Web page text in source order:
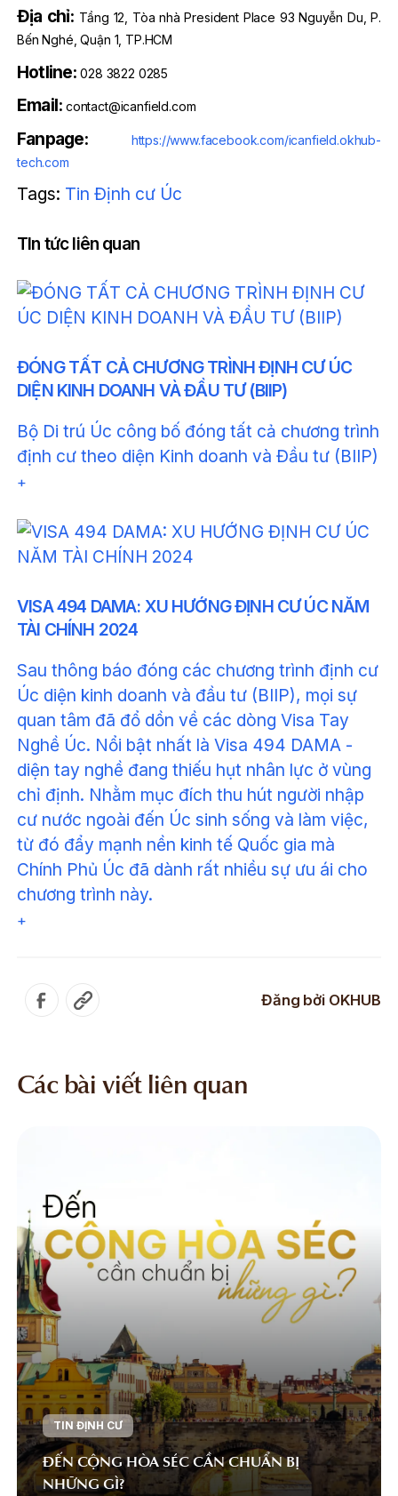
Địa chỉ: Tầng 12, Tòa nhà President Place 93 Nguyễn Du, P.
Bến Nghé, Quận 1, TP.HCM
Hotline: 028 3822 0285
Email: contact@icanfield.com
Fanpage:
https://www.facebook.com/icanfield.okhub-
tech.com
Tags: Tin Định cư Úc
TIn tức liên quan
ĐÓNG TẤT CẢ CHƯƠNG TRÌNH ĐỊNH CƯ ÚC
DIỆN KINH DOANH VÀ ĐẦU TƯ (BIIP)
Bộ Di trú Úc công bố đóng tất cả chương trình
định cư theo diện Kinh doanh và Đầu tư (BIIP)
+
VISA 494 DAMA: XU HƯỚNG ĐỊNH CƯ ÚC NĂM
TÀI CHÍNH 2024
Sau thông báo đóng các chương trình định cư
Úc diện kinh doanh và đầu tư (BIIP), mọi sự
quan tâm đã đổ dồn về các dòng Visa Tay
Nghề Úc. Nổi bật nhất là Visa 494 DAMA -
diện tay nghề đang thiếu hụt nhân lực ở vùng
chỉ định. Nhằm mục đích thu hút người nhập
cư nước ngoài đến Úc sinh sống và làm việc,
từ đó đẩy mạnh nền kinh tế Quốc gia mà
Chính Phủ Úc đã dành rất nhiều sự ưu ái cho
chương trình này.
+
Đăng bởi OKHUB
Các bài viết liên quan
TIN ĐỊNH CƯ
ĐẾN CỘNG HÒA SÉC CẦN CHUẨN BỊ
NHỮNG GÌ?